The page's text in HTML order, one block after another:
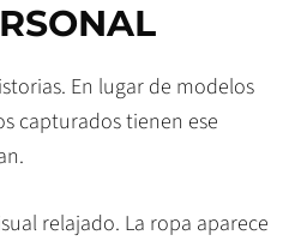
En lugar de modelos
capturados tienen ese
relajado. La ropa aparece